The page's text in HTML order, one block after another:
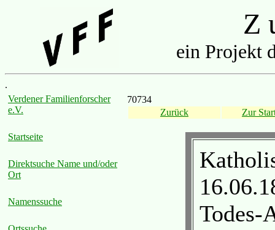
Z
ein Projekt
.
Verdener Familienforscher
e.V.
Startseite
Direktsuche Name und/oder
Ort
Namenssuche
70734
Zurück
Zur
Todes-